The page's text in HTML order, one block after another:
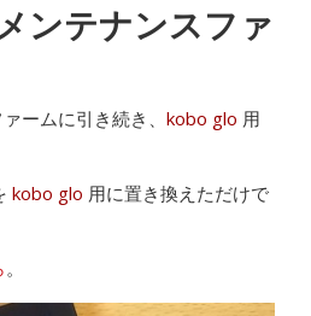
ンテナンスファ
ームに引き続き、 kobo glo 用
kobo glo 用に置き換えただけで
。